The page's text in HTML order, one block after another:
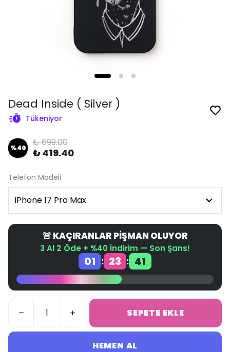
Dead Inside ( Silver )
Tükeniyor
%40 ₺ 699.00
₺ 419.40
Telefon Modeli
🚨 KAÇIRANLAR PİŞMAN OLUYOR
3 Al 2 Öde + %40 İndirim — Son Şans!
01 : 23 : 41
SEPETE EKLE
HEMEN AL